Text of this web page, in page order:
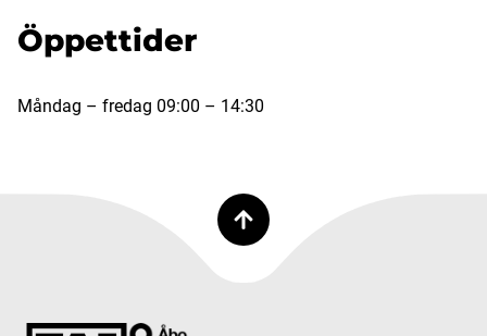
Öppettider
Måndag – fredag 09:00 – 14:30